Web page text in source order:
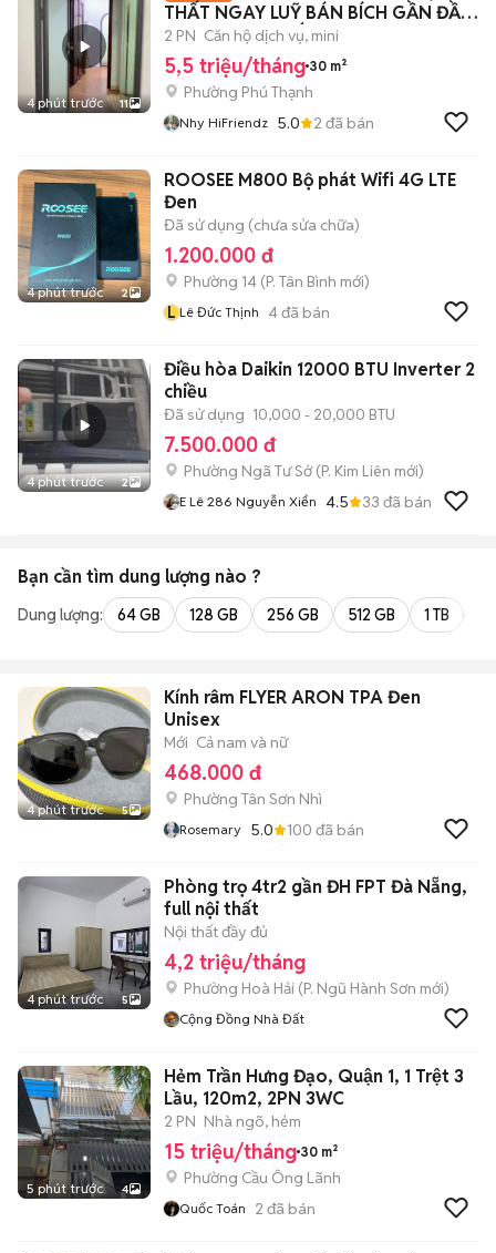
4 phút trước 11
THẤT NGAY LUỸ BÁN BÍCH GẦN ĐẦM
SEN, ĐH VĂN HIẾN
2 PN Căn hộ dịch vụ, mini
5,5 triệu/tháng 30 m²
Phường Phú Thạnh
Nhy HiFriendz 5.0 2 đã bán
4 phút trước 2
ROOSEE M800 Bộ phát Wifi 4G LTE
Đen
Đã sử dụng (chưa sửa chữa)
1.200.000 đ
Phường 14 (P. Tân Bình mới)
L Lê Đức Thịnh 4đã bán
4 phút trước 2
Điều hòa Daikin 12000 BTU Inverter 2
chiều
Đã sử dụng 10,000 - 20,000 BTU
7.500.000 đ
Phường Ngã Tư Sở(P. Kim Liên mới)
E Lê 286 Nguyễn Xiển 4.5 33 đã bán
Bạn cần tìm dung lượng nào ?
Dung lượng: 64 GB 128 GB 256 GB 512 GB 1 TB
4 phút trước 5
Kính râm FLYER ARON TPA Đen
Unisex
Mới Cả nam và nữ
468.000 đ
Phường Tân Sơn Nhì
Rosemary 5.0 100 đã bán
4 phút trước 5
Phòng trọ 4tr2 gần ĐH FPT Đà Nẵng,
full nội thất
Nội thất đầy đủ
4,2 triệu/tháng
Phường Hoà Hải (P. Ngũ Hành Sơn mới)
Cộng Đồng Nhà Đất
5 phút trước 4
Hẻm Trần Hưng Đạo, Quận 1, 1 Trệt 3
Lầu, 120m2, 2PN 3WC
2 PN Nhà ngõ, hẻm
15 triệu/tháng 30 m²
Phường Cầu Ông Lãnh
Quốc Toán 2 đã bán